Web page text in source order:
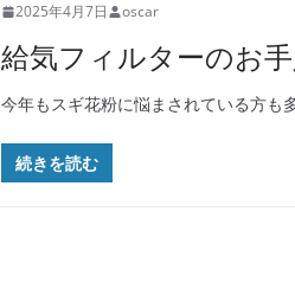
2025年4月7日 oscar
給気フィルターのお
今年もスギ花粉に悩まされている方も
続きを読む